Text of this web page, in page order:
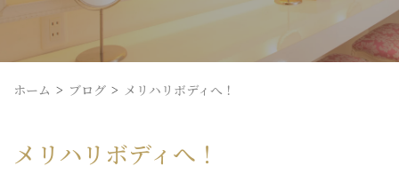
ホーム ブログ メリハリボディへ！
メリハリボディへ！